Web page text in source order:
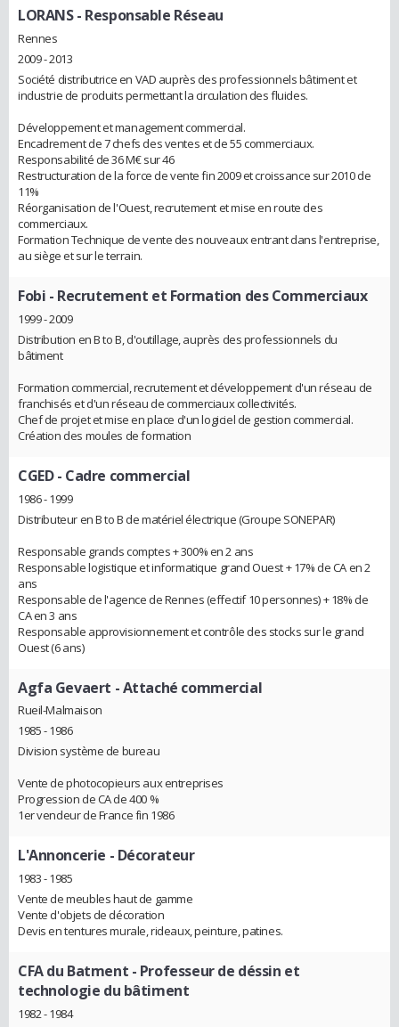
LORANS- Responsable Réseau
Rennes
2009 - 2013
Société distributrice en VAD auprès des professionnels bâtiment et
industrie de produits permettant la circulation des fluides.
Développement et management commercial.
Encadrement de 7 chefs des ventes et de 55 commerciaux.
Responsabilité de 36 M€ sur 46
Restructuration de la force de vente fin 2009 et croissance sur 2010 de
11%
Réorganisation de l'Ouest, recrutement et mise en route des
commerciaux.
Formation Technique de vente des nouveaux entrant dans l'entreprise,
au siège et sur le terrain.
Fobi - Recrutement et Formation des Commerciaux
1999 - 2009
Distribution en B to B, d'outillage, auprès des professionnels du
bâtiment
Formation commercial, recrutement et développement d'un réseau de
franchisés et d'un réseau de commerciaux collectivités.
Chef de projet et mise en place d'un logiciel de gestion commercial.
Création des moules de formation
CGED- Cadre commercial
1986 - 1999
Distributeur en B to B de matériel électrique (Groupe SONEPAR)
Responsable grands comptes + 300% en 2 ans
Responsable logistique et informatique grand Ouest + 17% de CA en 2
ans
Responsable de l'agence de Rennes (effectif 10 personnes) + 18% de
CA en 3 ans
Responsable approvisionnement et contrôle des stocks sur le grand
Ouest (6 ans)
Agfa Gevaert - Attaché commercial
Rueil-Malmaison
1985 - 1986
Division système de bureau
Vente de photocopieurs aux entreprises
Progression de CA de 400 %
1er vendeur de France fin 1986
L'Annoncerie - Décorateur
1983 - 1985
Vente de meubles haut de gamme
Vente d'objets de décoration
Devis en tentures murale, rideaux, peinture, patines.
CFA du Batment - Professeur de déssin et
technologie du bâtiment
1982 - 1984